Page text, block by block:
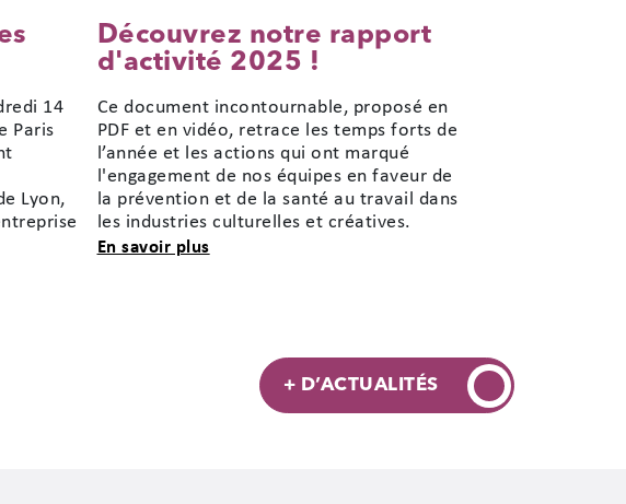
14
Paris
Lyon,
durant l’été
Découvrez notre rapport
d'activité 2025 !
Ce document incontournable, proposé en
PDF et en vidéo, retrace les temps forts de
l’année et les actions qui ont marqué
l'engagement de nos équipes en faveur de
la prévention et de la santé au travail dans
les industries culturelles et créatives.
En savoir plussur Découvrez notre rapport d'activité 2025 !
+ D’ACTUALITÉS